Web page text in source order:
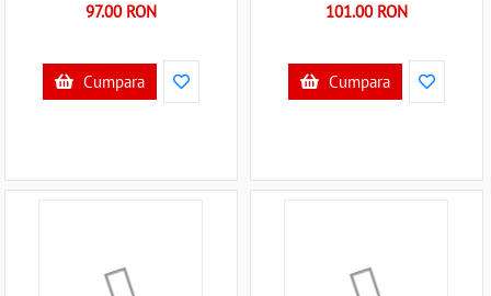
97.00 RON
Cumpara
101.00 RON
Cumpara